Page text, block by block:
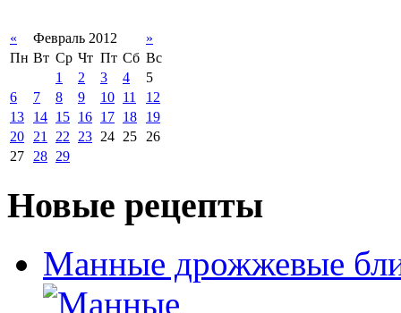
« Февраль 2012
»
Пн Вт Ср Чт Пт Сб Вс
1
2 3 4
5
6
7 8 9 10 11
12
13
14 15 16 17 18
19
20 21 22 23 24 25 26
27 28 29
Новые рецепты
Манные дрожжевые